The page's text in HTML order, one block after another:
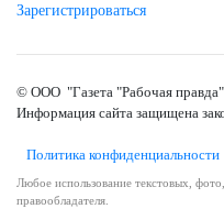
Зарегистрироваться
© ООО "Газета "Рабочая правда"
Информация сайта защищена
Политика конфиденциальности
Любое использование текстовых,
правообладателя.